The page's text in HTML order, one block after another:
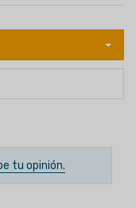
tu opinión.